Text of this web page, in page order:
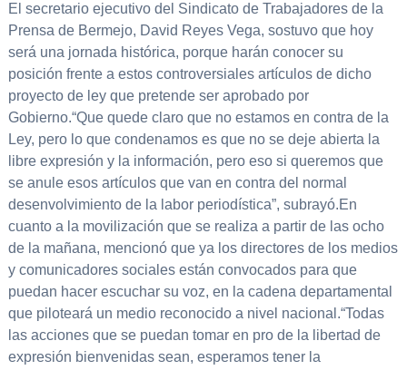
Compartir
El secretario ejecutivo del Sindicato de Trabajadores de la
Prensa de Bermejo, David Reyes Vega, sostuvo que hoy
será una jornada histórica, porque harán conocer su
posición frente a estos controversiales artículos de dicho
proyecto de ley que pretende ser aprobado por
Gobierno.“Que quede claro que no estamos en contra de la
Ley, pero lo que condenamos es que no se deje abierta la
libre expresión y la información, pero eso si queremos que
se anule esos artículos que van en contra del normal
desenvolvimiento de la labor periodística”, subrayó.En
cuanto a la movilización que se realiza a partir de las ocho
de la mañana, mencionó que ya los directores de los medios
y comunicadores sociales están convocados para que
puedan hacer escuchar su voz, en la cadena departamental
que piloteará un medio reconocido a nivel nacional.“Todas
las acciones que se puedan tomar en pro de la libertad de
expresión bienvenidas sean, esperamos tener la